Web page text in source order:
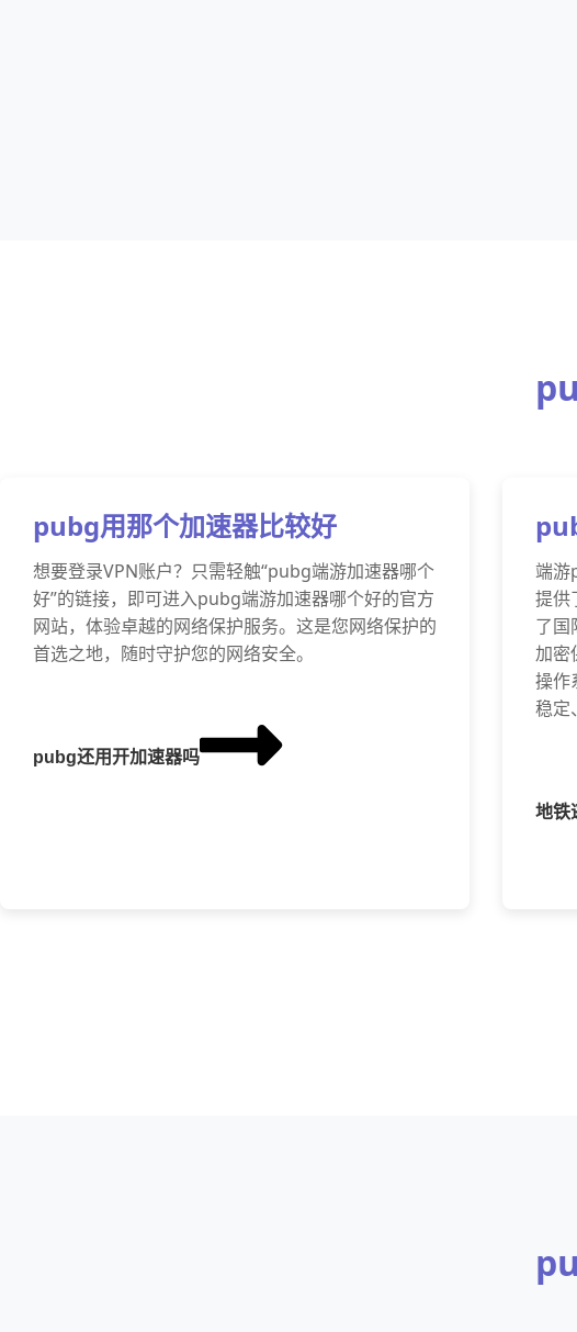
pubg用那个加速器比较好
想要登录VPN账户？只需轻触“pubg端游加速器哪个
好”的链接，即可进入pubg端游加速器哪个好的官方
网站，体验卓越的网络保护服务。这是您网络保护的
首选之地，随时守护您的网络安全。
pubg还用开加速器吗
端游
提供
了国
加密
操作
稳定
地铁